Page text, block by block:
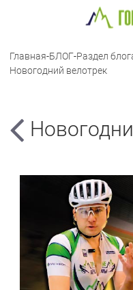
Главная-БЛОГ-Раздел
Новогодний велотрек